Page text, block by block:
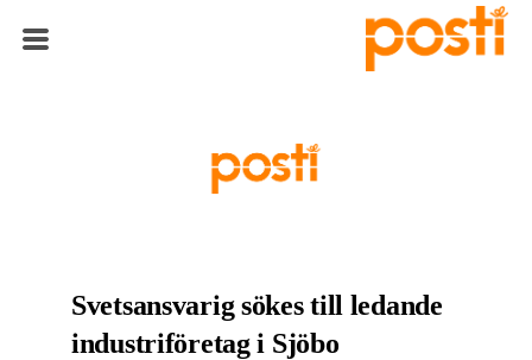
Svetsansvarig sökes till ledande
industriföretag i Sjöbo